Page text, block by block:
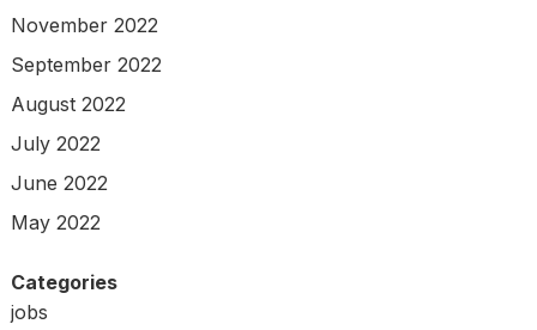
November 2022
September 2022
August 2022
July 2022
June 2022
May 2022
Categories
jobs